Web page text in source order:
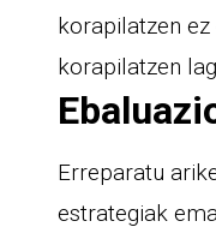
korapilatzen ez
korapilatzen
Erreparatu
estrategiak